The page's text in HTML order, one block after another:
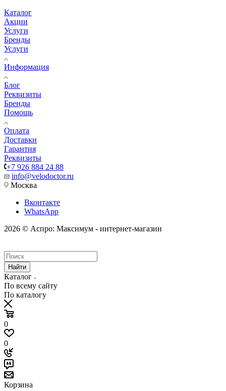
Каталог
Акции
Услуги
Бренды
Услуги
Информация
Блог
Реквизиты
Бренды
Помощь
Оплата
Доставки
Гарантия
Реквизиты
+7 926 884 24 88
info@velodoctor.ru
Москва
Вконтакте
WhatsApp
2026 © Аспро: Максимум - интернет-магазин
Найти
Каталог
По всему сайту
По каталогу
0
0
Корзина